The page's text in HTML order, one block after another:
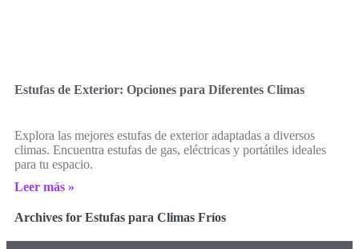
Estufas de Exterior: Opciones para Diferentes Climas
Explora las mejores estufas de exterior adaptadas a diversos
climas. Encuentra estufas de gas, eléctricas y portátiles ideales
para tu espacio.
Leer más »
Archives for Estufas para Climas Fríos